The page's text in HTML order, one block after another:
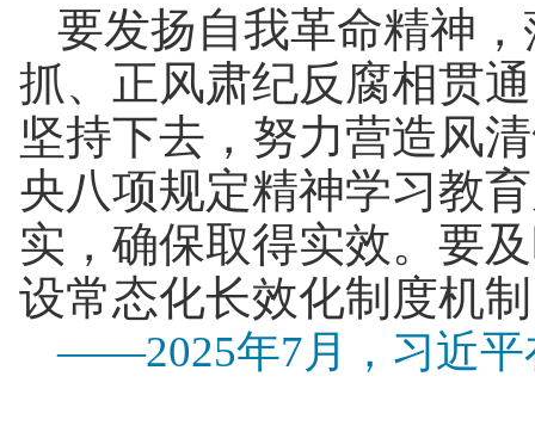
要发扬自我革命精神
抓、正风肃纪反腐相贯
坚持下去，努力营造风
央八项规定精神学习教
实，确保取得实效。要
设常态化长效化制度机
——2025年7月，习近平